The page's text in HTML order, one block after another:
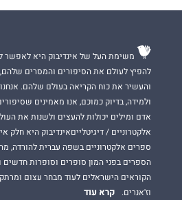
משימת העל של אינדיבוק היא לאפשר
להפיץ לעולם את הסיפורים והמסרים
והעשיר את כוח הקריאה בעולם שלהם.
ולמידה, בדיוק כמוכם, אנו מאמינים
אדם ומילים יכולות להעצים ולשנות את
אלקטרוניים / דיגיטלייםאינדיבוק היא
ספרים אלקטרוניים בשפה עברית
הספרים בפני המון סופרים וסופרות
הקוראים הישראלים לעוד מבחר עצום
וז'אנרים.
קרא עוד